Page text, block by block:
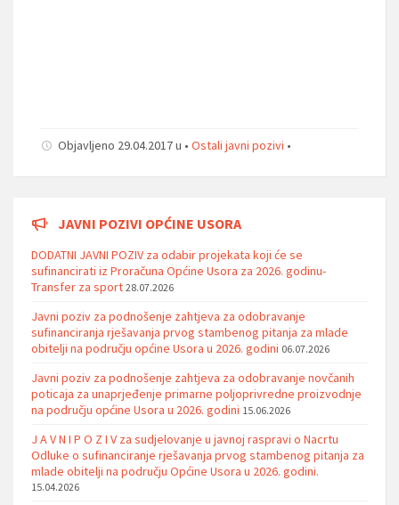
Objavljeno 29.04.2017 u • Ostali javni pozivi •
JAVNI POZIVI OPĆINE USORA
DODATNI JAVNI POZIV za odabir projekata koji će se
sufinancirati iz Proračuna Općine Usora za 2026. godinu-
Transfer za sport 28.07.2026
Javni poziv za podnošenje zahtjeva za odobravanje
sufinanciranja rješavanja prvog stambenog pitanja za mlade
obitelji na području općine Usora u 2026. godini 06.07.2026
Javni poziv za podnošenje zahtjeva za odobravanje novčanih
poticaja za unaprjeđenje primarne poljoprivredne proizvodnje
na području općine Usora u 2026. godini 15.06.2026
J A V N I P O Z I V za sudjelovanje u javnoj raspravi o Nacrtu
Odluke o sufinanciranje rješavanja prvog stambenog pitanja za
mlade obitelji na području Općine Usora u 2026. godini.
15.04.2026